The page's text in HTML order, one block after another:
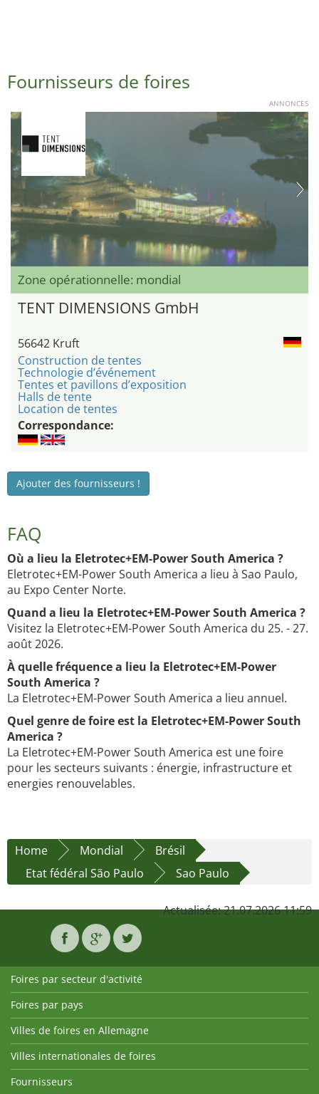
Fournisseurs de foires
ANNONCES
Zone opérationnelle: mondial
TENT DIMENSIONS GmbH
56642 Kruft
Construction de tentes
Technologie d’événement
Tentes et pavillons d’exposition
Halls de tente
Location de tentes
Correspondance:
Ajouter des fournisseurs !
FAQ
Où a lieu la Eletrotec+EM-Power South America ?
Eletrotec+EM-Power South America a lieu à Sao Paulo,
au Expo Center Norte.
Quand a lieu la Eletrotec+EM-Power South America ?
Visitez la Eletrotec+EM-Power South America du 25. - 27.
août 2026.
À quelle fréquence a lieu la Eletrotec+EM-Power
South America ?
La Eletrotec+EM-Power South America a lieu annuel.
Quel genre de foire est la Eletrotec+EM-Power South
America ?
La Eletrotec+EM-Power South America est une foire
pour les secteurs suivants : énergie, infrastructure et
energies renouvelables.
Home Mondial
Brésil
Etat fédéral São Paulo
Sao Paulo
Actualisée: 21.07.2026 11:59
Foires par secteur d'activité
Foires par pays
Villes de foires en Allemagne
Villes internationales de foires
Fournisseurs